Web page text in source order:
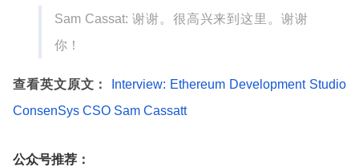
Sam Cassat: 谢谢。很高兴来到这里。谢谢
你！
查看英文原文：
Interview: Ethereum Development Studio
ConsenSys CSO Sam Cassatt
公众号推荐：